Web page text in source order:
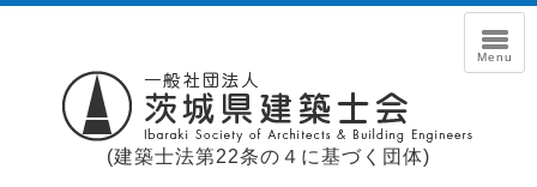
(建築士法第22条の４に基づく団体)